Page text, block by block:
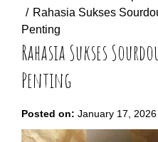
Rahasia Sukses
Penting
Rahasia Sukses
Penting
Posted on: January 17, 2026